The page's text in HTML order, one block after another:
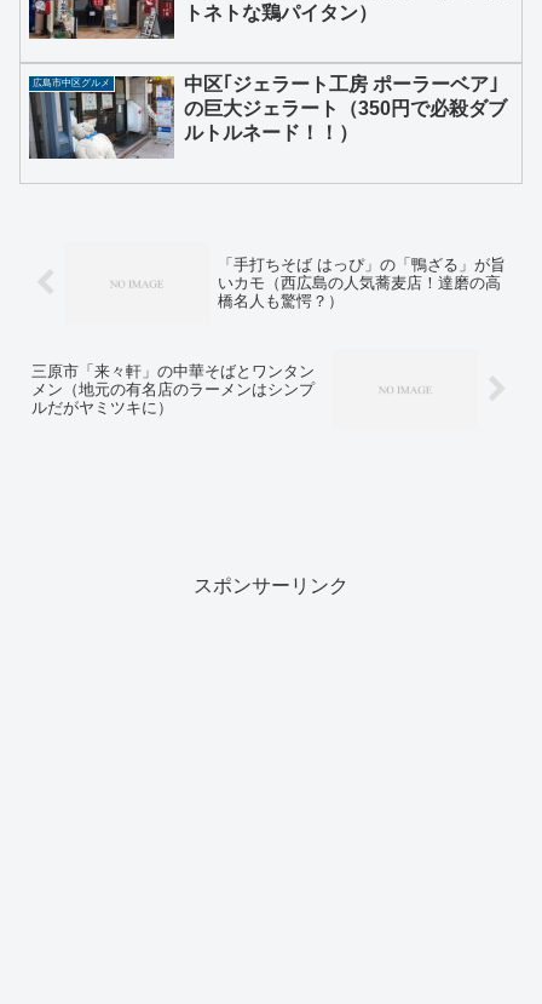
トネトな鶏パイタン）
広島市中区グルメ
中区｢ジェラート工房 ポーラーベア｣
の巨大ジェラート（350円で必殺ダブ
ルトルネード！！）
「手打ちそば はっぴ」の「鴨ざる」が旨
いカモ（西広島の人気蕎麦店！達磨の高
橋名人も驚愕？）
三原市「来々軒」の中華そばとワンタン
メン（地元の有名店のラーメンはシンプ
ルだがヤミツキに）
スポンサーリンク